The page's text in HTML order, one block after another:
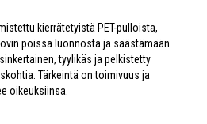
kierrätetyistä PET-pulloista,
poissa luonnosta ja säästämään
tyylikäs ja pelkistetty
Tärkeintä on toimivuus ja
oikeuksiinsa.